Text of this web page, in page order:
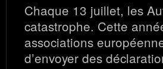
Chaque 13 juillet, les
catastrophe. Cette
associations
d’envoyer des